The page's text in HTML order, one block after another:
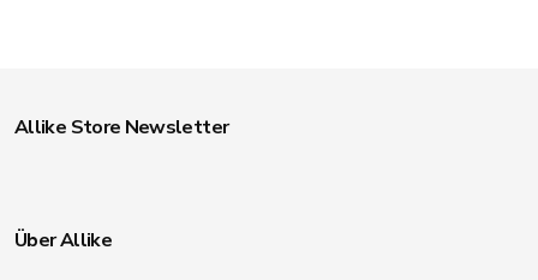
Allike Store Newsletter
Über Allike